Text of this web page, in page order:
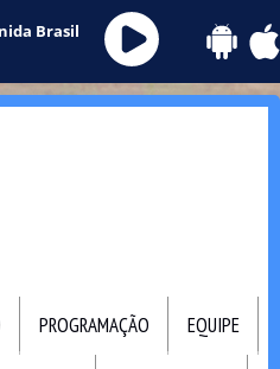
Brasil
PROGRAMAÇÃO EQUIPE